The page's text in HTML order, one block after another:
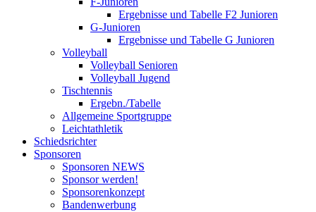
Ergebnisse und Tabelle F2 Junioren
G-Junioren
Ergebnisse und Tabelle G Junioren
Volleyball
Volleyball Senioren
Volleyball Jugend
Tischtennis
Ergebn./Tabelle
Allgemeine Sportgruppe
Leichtathletik
Schiedsrichter
Sponsoren
Sponsoren NEWS
Sponsor werden!
Sponsorenkonzept
Bandenwerbung